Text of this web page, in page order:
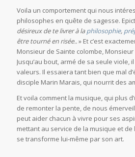
Voila un comportement qui nous
philosophes en quête de sagesse.
désireux de te livrer à laphilosophie,
être tourné en risée..» Et c’est
Monsieur de Sainte colombe,
Jusqu’au bout, armé de sa seule viole,
valeurs. Il essaiera tant bien que mal
disciple Marin Marais, qui nourrit des
Et voila comment la musique, qui plus
de remonter la pente, de nous
peut aider chacun à vivre pour ses
mettant au service de la musique et de
se transforme lui-même par son art.